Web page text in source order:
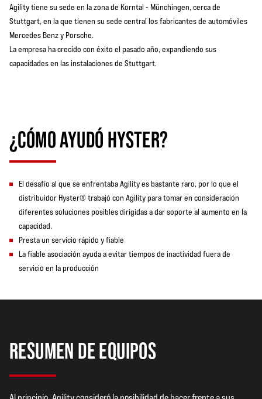
Agility tiene su sede en la zona de Korntal - Münchingen, cerca de
Stuttgart, en la que tienen su sede central los fabricantes de automóviles
Mercedes Benz y Porsche.
La empresa ha crecido con éxito el pasado año, expandiendo sus
capacidades en las instalaciones de Stuttgart.
¿CÓMO AYUDÓ HYSTER?
El desafío al que se enfrentaba Agility es bastante raro, por lo que el
distribuidor Hyster® trabajó con Agility para tomar en consideración
diferentes soluciones posibles dirigidas a dar soporte al aumento en la
capacidad.
Presta un servicio rápido y fiable
La fiable asociación ayuda a evitar tiempos de inactividad fuera de
servicio en la producción
RESUMEN DE EQUIPOS